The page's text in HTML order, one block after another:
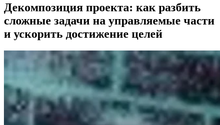
Декомпозиция проекта: как разбить
сложные задачи на управляемые части
и ускорить достижение целей